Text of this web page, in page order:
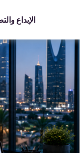
الإبداع